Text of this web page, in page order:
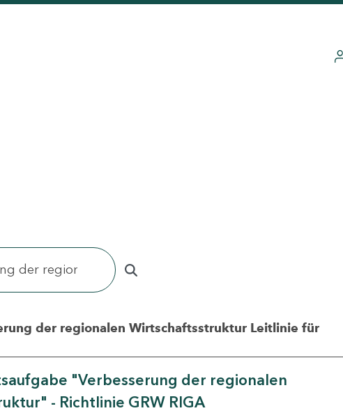
der regionalen Wirtschaftsstruktur Leitlinie für
"Verbesserung der regionalen
- Richtlinie GRW RIGA